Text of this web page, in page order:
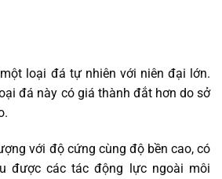
loại đá tự nhiên với niên đại lớn.
đá này có giá thành đắt hơn do sở
với độ cứng cùng độ bền cao, có
được các tác động lực ngoài môi